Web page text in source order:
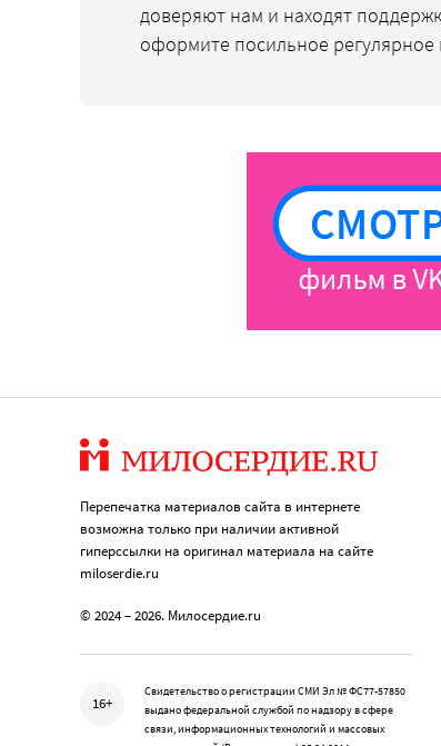
доверяют нам и находят
оформите посильное
Перепечатка материалов сайта в интернете
возможна только при наличии активной
гиперссылки на оригинал материала на сайте
miloserdie.ru
© 2024 – 2026. Милосердие.ru
16+
Свидетельство о регистрации СМИ Эл № ФС77-57850
выдано федеральной службой по надзору в сфере
связи, информационных технологий и массовых